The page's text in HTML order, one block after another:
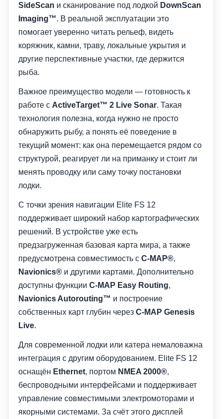
SideScan и сканирование под лодкой DownScan
Imaging™. В реальной эксплуатации это
помогает уверенно читать рельеф, видеть
коряжник, камни, траву, локальные укрытия и
другие перспективные участки, где держится
рыба.
Важное преимущество модели — готовность к
работе с ActiveTarget™ 2 Live Sonar. Такая
технология полезна, когда нужно не просто
обнаружить рыбу, а понять её поведение в
текущий момент: как она перемещается рядом со
структурой, реагирует ли на приманку и стоит ли
менять проводку или саму точку постановки
лодки.
С точки зрения навигации Elite FS 12
поддерживает широкий набор картографических
решений. В устройстве уже есть
предзагруженная базовая карта мира, а также
предусмотрена совместимость с C-MAP®,
Navionics® и другими картами. Дополнительно
доступны функции C-MAP Easy Routing,
Navionics Autorouting™ и построение
собственных карт глубин через C-MAP Genesis
Live.
Для современной лодки или катера немаловажна
интеграция с другим оборудованием. Elite FS 12
оснащён Ethernet, портом NMEA 2000®,
беспроводными интерфейсами и поддерживает
управление совместимыми электромоторами и
якорными системами. За счёт этого дисплей